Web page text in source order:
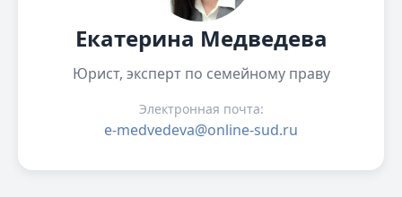
Екатерина Медведева
Юрист, эксперт по семейному праву
Электронная почта:
e-medvedeva@online-sud.ru